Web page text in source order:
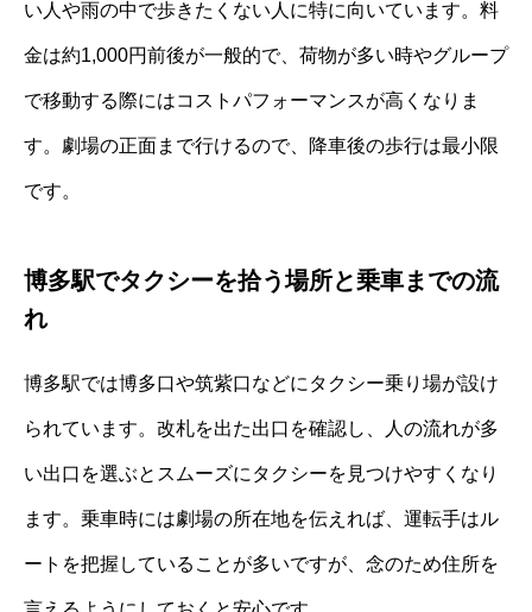
い人や雨の中で歩きたくない人に特に向いています。料
金は約1,000円前後が一般的で、荷物が多い時やグループ
で移動する際にはコストパフォーマンスが高くなりま
す。劇場の正面まで行けるので、降車後の歩行は最小限
です。
博多駅でタクシーを拾う場所と乗車までの流
れ
博多駅では博多口や筑紫口などにタクシー乗り場が設け
られています。改札を出た出口を確認し、人の流れが多
い出口を選ぶとスムーズにタクシーを見つけやすくなり
ます。乗車時には劇場の所在地を伝えれば、運転手はル
ートを把握していることが多いですが、念のため住所を